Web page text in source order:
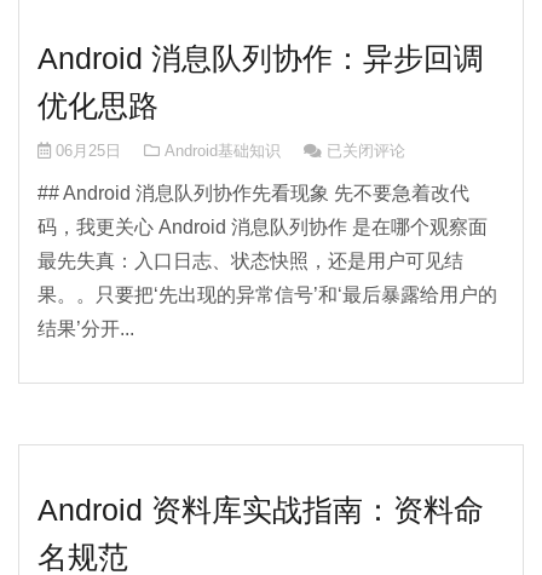
Android 消息队列协作：异步回调
优化思路
06月25日 Android基础知识 Android 消息队列协作：异步
已关闭评论
## Android 消息队列协作先看现象 先不要急着改代
码，我更关心 Android 消息队列协作 是在哪个观察面
最先失真：入口日志、状态快照，还是用户可见结
果。。只要把‘先出现的异常信号’和‘最后暴露给用户的
结果’分开...
Android 资料库实战指南：资料命
名规范